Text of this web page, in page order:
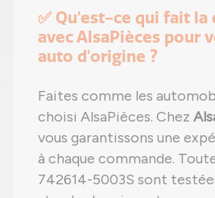
✅ Qu'est-ce qui fait la
avec AlsaPièces pour
auto d'origine ?
Faites comme les
choisi AlsaPièces. Chez
vous garantissons une
à chaque commande.
742614-5003S sont